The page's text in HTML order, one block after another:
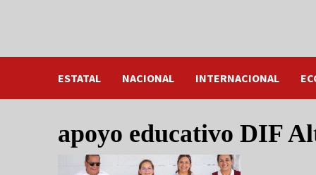
ESTATAL NACIONAL INTERNACIONAL
apoyo educativo DIF